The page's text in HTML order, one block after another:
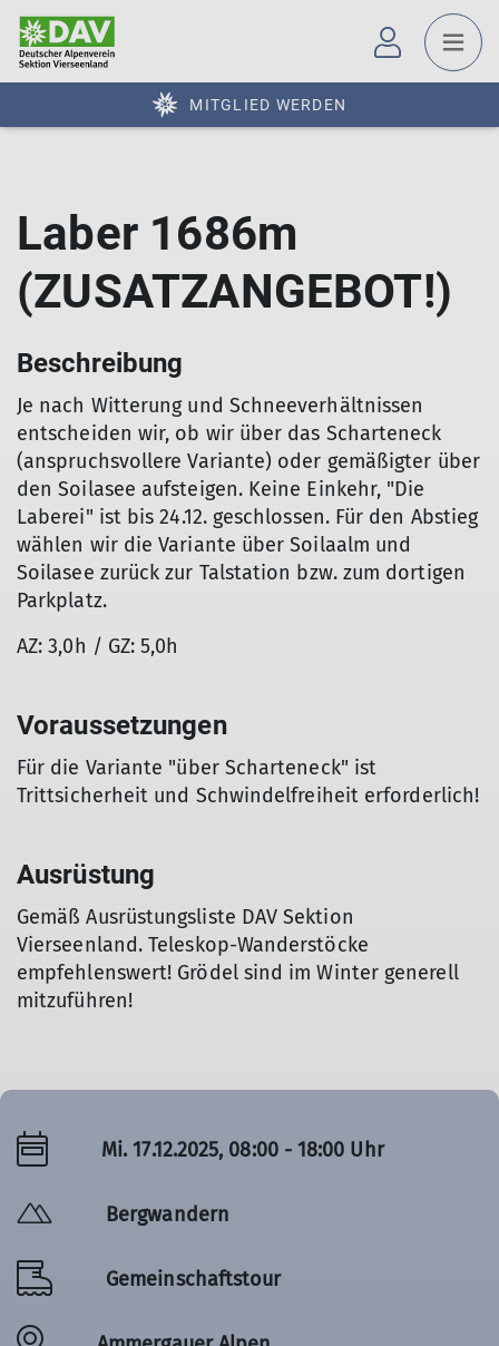
MITGLIED WERDEN
Laber 1686m
(ZUSATZANGEBOT!)
Beschreibung
Je nach Witterung und Schneeverhältnissen
entscheiden wir, ob wir über das Scharteneck
(anspruchsvollere Variante) oder gemäßigter über
den Soilasee aufsteigen. Keine Einkehr, "Die
Laberei" ist bis 24.12. geschlossen. Für den Abstieg
wählen wir die Variante über Soilaalm und
Soilasee zurück zur Talstation bzw. zum dortigen
Parkplatz.
AZ: 3,0h / GZ: 5,0h
Voraussetzungen
Für die Variante "über Scharteneck" ist
Trittsicherheit und Schwindelfreiheit erforderlich!
Ausrüstung
Gemäß Ausrüstungsliste DAV Sektion
Vierseenland. Teleskop-Wanderstöcke
empfehlenswert! Grödel sind im Winter generell
mitzuführen!
Mi. 17.12.2025, 08:00 - 18:00 Uhr
Bergwandern
Gemeinschaftstour